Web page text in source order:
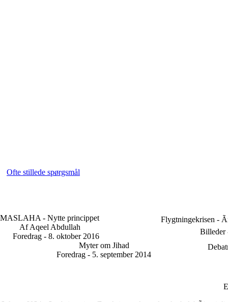
Ofte stillede spørgsmål
MASLAHA - Nytte princippet
Af Aqeel Abdullah
Foredrag - 8. oktober 2016
Flygtningekrisen - Ã
Billeder
Myter om Jihad
Foredrag - 5. september 2014